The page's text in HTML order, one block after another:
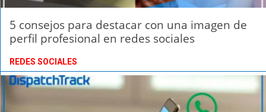
5 consejos para destacar con una imagen de
perfil profesional en redes sociales
REDES SOCIALES